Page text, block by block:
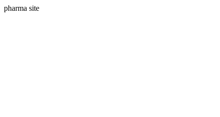
pharma site